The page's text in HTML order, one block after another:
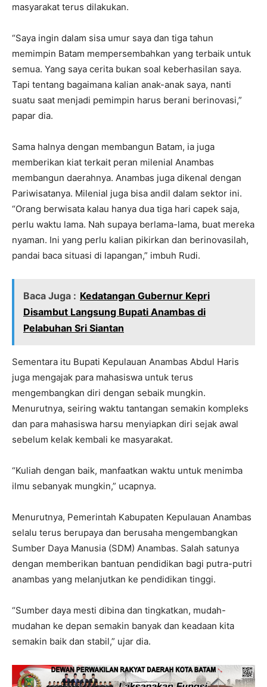
masyarakat terus dilakukan.
“Saya ingin dalam sisa umur saya dan tiga tahun
memimpin Batam mempersembahkan yang terbaik untuk
semua. Yang saya cerita bukan soal keberhasilan saya.
Tapi tentang bagaimana kalian anak-anak saya, nanti
suatu saat menjadi pemimpin harus berani berinovasi,”
papar dia.
Sama halnya dengan membangun Batam, ia juga
memberikan kiat terkait peran milenial Anambas
membangun daerahnya. Anambas juga dikenal dengan
Pariwisatanya. Milenial juga bisa andil dalam sektor ini.
“Orang berwisata kalau hanya dua tiga hari capek saja,
perlu waktu lama. Nah supaya berlama-lama, buat mereka
nyaman. Ini yang perlu kalian pikirkan dan berinovasilah,
pandai baca situasi di lapangan,” imbuh Rudi.
Baca Juga : Kedatangan Gubernur Kepri
Disambut Langsung Bupati Anambas di
Pelabuhan Sri Siantan
Sementara itu Bupati Kepulauan Anambas Abdul Haris
juga mengajak para mahasiswa untuk terus
mengembangkan diri dengan sebaik mungkin.
Menurutnya, seiring waktu tantangan semakin kompleks
dan para mahasiswa harsu menyiapkan diri sejak awal
sebelum kelak kembali ke masyarakat.
“Kuliah dengan baik, manfaatkan waktu untuk menimba
ilmu sebanyak mungkin,” ucapnya.
Menurutnya, Pemerintah Kabupaten Kepulauan Anambas
selalu terus berupaya dan berusaha mengembangkan
Sumber Daya Manusia (SDM) Anambas. Salah satunya
dengan memberikan bantuan pendidikan bagi putra-putri
anambas yang melanjutkan ke pendidikan tinggi.
“Sumber daya mesti dibina dan tingkatkan, mudah-
mudahan ke depan semakin banyak dan keadaan kita
semakin baik dan stabil,” ujar dia.